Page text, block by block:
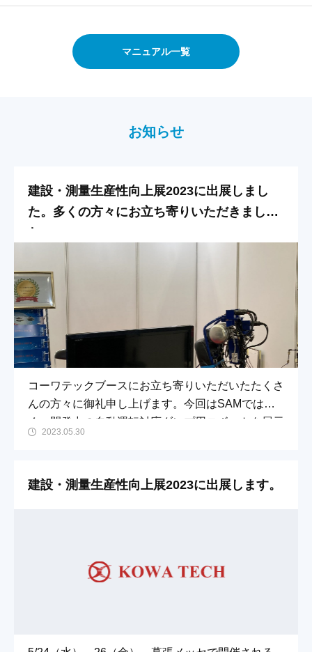
マニュアル一覧
お知らせ
建設・測量生産性向上展2023に出展しまし
た。多くの方々にお立ち寄りいただきまし
た。
コーワテックブースにお立ち寄りいただいたたくさ
んの方々に御礼申し上げます。今回はSAMではな
く、開発中の自動運転対応ダンプ用ロボットを展示
しました。省人化、自動化のニーズは高く、大きな
2023.05.30
建設・測量生産性向上展2023に出展します。